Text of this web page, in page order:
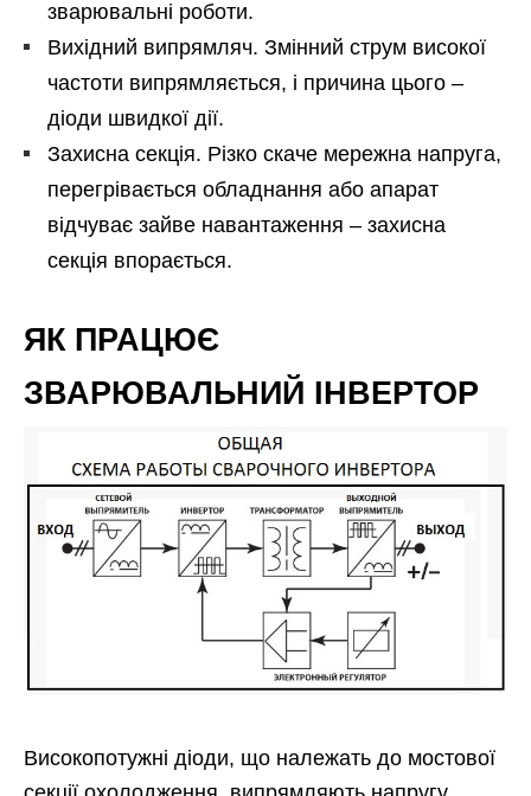
зварювальні роботи.
Вихідний випрямляч. Змінний струм високої
частоти випрямляється, і причина цього –
діоди швидкої дії.
Захисна секція. Різко скаче мережна напруга,
перегрівається обладнання або апарат
відчуває зайве навантаження – захисна
секція впорається.
ЯК ПРАЦЮЄ
ЗВАРЮВАЛЬНИЙ ІНВЕРТОР
Високопотужні діоди, що належать до мостової